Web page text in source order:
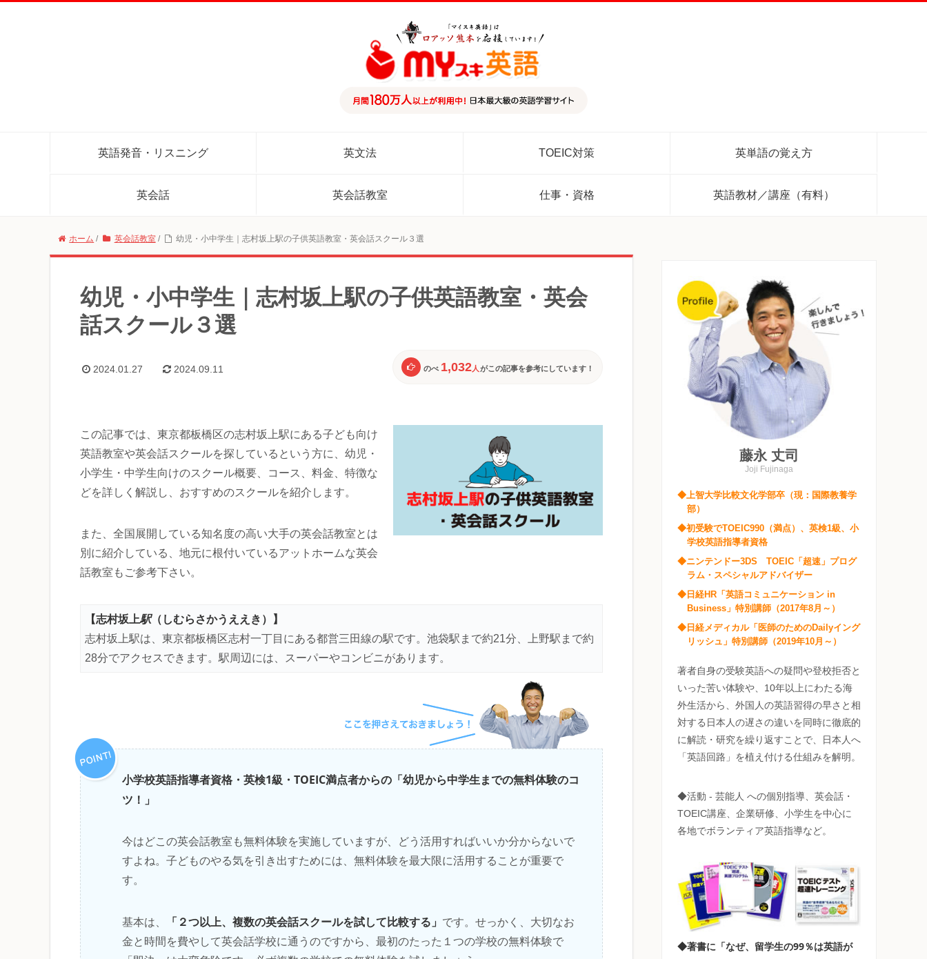
英語発音・リスニング 英文法 TOEIC対策 英単語の覚え方
英会話 英会話教室 仕事・資格 英語教材／講座（有料）
ホーム / 英会話教室 / 幼児・小中学生｜志村坂上駅の子供英語教室・英会話スクール３選
幼児・小中学生｜志村坂上駅の子供英語教室・英会
話スクール３選
2024.01.27 2024.09.11 のべ 1,032人 がこの記事を参考にしています！
この記事では、東京都板橋区の志村坂上駅にある子ども向け
英語教室や英会話スクールを探しているという方に、幼児・
小学生・中学生向けのスクール概要、コース、料金、特徴な
どを詳しく解説し、おすすめのスクールを紹介します。
また、全国展開している知名度の高い大手の英会話教室とは
別に紹介している、地元に根付いているアットホームな英会
話教室もご参考下さい。
【志村坂上駅（しむらさかうええき） 】
志村坂上駅は、東京都板橋区志村一丁目にある都営三田線の駅です。池袋駅まで約21分、上野駅まで約
28分でアクセスできます。駅周辺には、スーパーやコンビニがあります。
小学校英語指導者資格・英検1級・TOEIC満点者からの「幼児から中学生までの無料体験のコ
ツ！」
今はどこの英会話教室も無料体験を実施していますが、どう活用すればいいか分からないで
すよね。子どものやる気を引き出すためには、無料体験を最大限に活用することが重要で
す。
基本は、 「２つ以上、複数の英会話スクールを試して比較する」 です。せっかく、大切なお
金と時間を費やして英会話学校に通うのですから、最初のたった１つの学校の無料体験で
藤永 丈司
Joji Fujinaga
◆上智大学比較文化学部卒（現：国際教養学
部）
◆初受験でTOEIC990（満点）、英検1級、小
学校英語指導者資格
◆ニンテンドー3DS TOEIC「超速」プログ
ラム・スペシャルアドバイザー
◆日経HR「英語コミュニケーション in
Business」特別講師（2017年8月～）
◆日経メディカル「医師のためのDailyイング
リッシュ」特別講師（2019年10月～）
著者自身の受験英語への疑問や登校拒否と
いった苦い体験や、10年以上にわたる海
外生活から、外国人の英語習得の早さと相
対する日本人の遅さの違いを同時に徹底的
に解読・研究を繰り返すことで、日本人へ
「英語回路」を植え付ける仕組みを解明。
◆活動 - 芸能人 への個別指導、英会話・
TOEIC講座、企業研修、小学生を中心に
各地でボランティア英語指導など。
◆著書に「なぜ、留学生の99％は英語が